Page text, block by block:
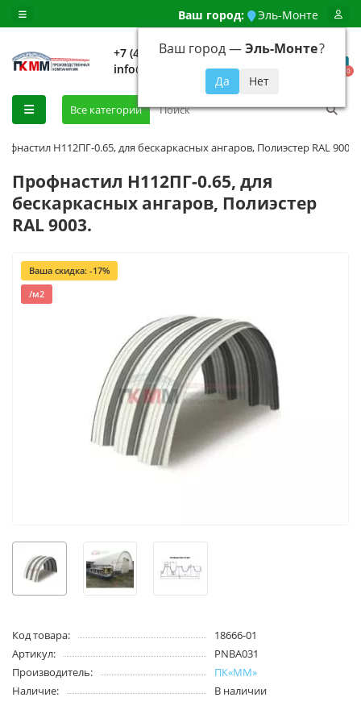
Ваш город: Эль-Монте
Ваш город —Эль-Монте?
+7 (499) 648-92-94
info@evroshtaketnikmoskva.ru
0
Все категории
H112ПГ-0.65, для бескаркасных ангаров, Полиэстер RAL 9003.
Профнастил H112ПГ-0.65, для
бескаркасных ангаров, Полиэстер
RAL 9003.
Ваша скидка: -17%
/м2
Код товара:
18666-01
Артикул:
PNBA031
Производитель:
ПК«ММ»
Наличие:
В наличии